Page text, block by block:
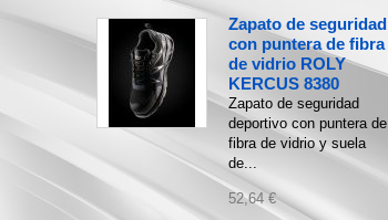
Zapato de seguridad
con puntera de fibra
de vidrio ROLY
KERCUS 8380
Zapato de seguridad
deportivo con puntera de
fibra de vidrio y suela
de...
52,64 €